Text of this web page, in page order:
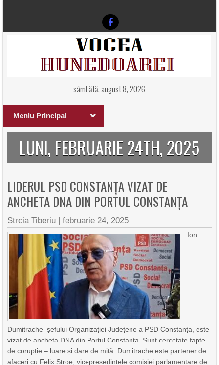
sâmbătă, august 8, 2026
Meniu Principal
LUNI, FEBRUARIE 24TH, 2025
LIDERUL PSD CONSTANȚA VIZAT DE
ANCHETA DNA DIN PORTUL CONSTANȚA
Stroia Tiberiu |februarie 24, 2025
Ion
Dumitrache, șefului Organizației Județene a PSD Constanța, este
vizat de ancheta DNA din Portul Constanța. Sunt cercetate fapte
de corupție – luare și dare de mită. Dumitrache este partener de
afaceri cu Felix Stroe, vicepreședintele comisiei parlamentare de